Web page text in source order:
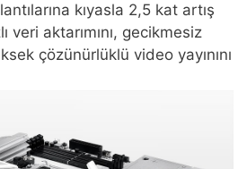
kıyasla 2,5 kat artış
veri aktarımını, gecikmesiz
çözünürlüklü video yayınını